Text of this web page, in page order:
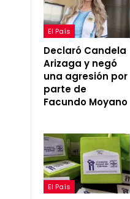
El País
Declaró Candela
Arizaga y negó
una agresión por
parte de
Facundo Moyano
El País